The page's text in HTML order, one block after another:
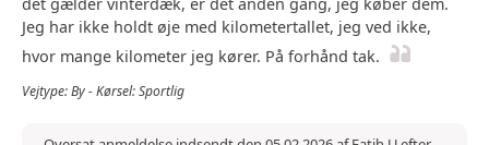
Jeg har ikke holdt øje med kilometertallet, jeg ved ikke,
hvor mange kilometer jeg kører. På forhånd tak.
Vejtype: By - Kørsel: Sportlig